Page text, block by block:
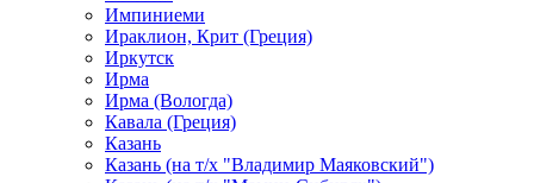
Импиниеми
Ираклион, Крит (Греция)
Иркутск
Ирма
Ирма (Вологда)
Кавала (Греция)
Казань
Казань (на т/х "Владимир Маяковский")